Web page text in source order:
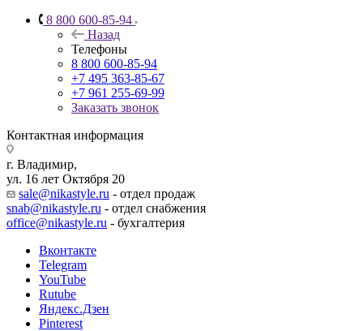
8 800 600-85-94
Назад
Телефоны
8 800 600-85-94
+7 495 363-85-67
+7 961 255-69-99
Заказать звонок
Контактная информация
г. Владимир,
ул. 16 лет Октября 20
sale@nikastyle.ru - отдел продаж
snab@nikastyle.ru - отдел снабжения
office@nikastyle.ru - бухгалтерия
Вконтакте
Telegram
YouTube
Rutube
Яндекс.Дзен
Pinterest